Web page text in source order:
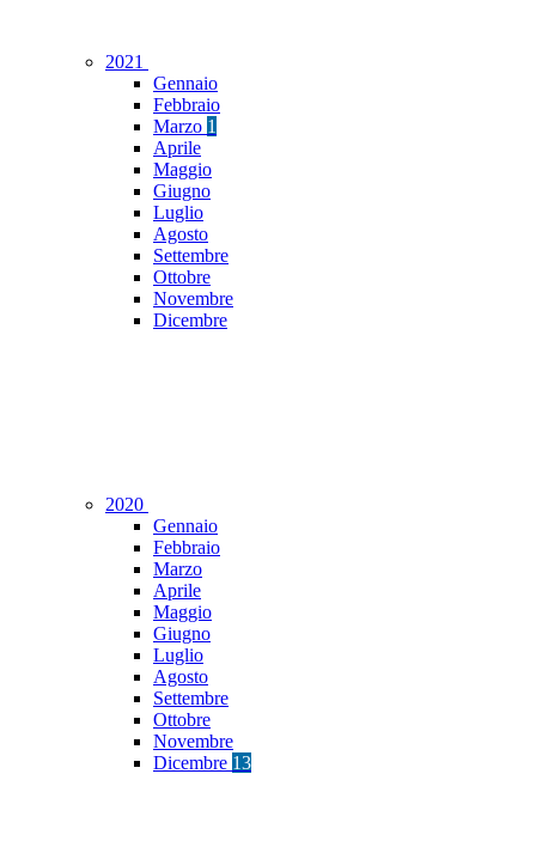
2021
Gennaio
Febbraio
Marzo 1
Aprile
Maggio
Giugno
Luglio
Agosto
Settembre
Ottobre
Novembre
Dicembre
2020
Gennaio
Febbraio
Marzo
Aprile
Maggio
Giugno
Luglio
Agosto
Settembre
Ottobre
Novembre
Dicembre 13